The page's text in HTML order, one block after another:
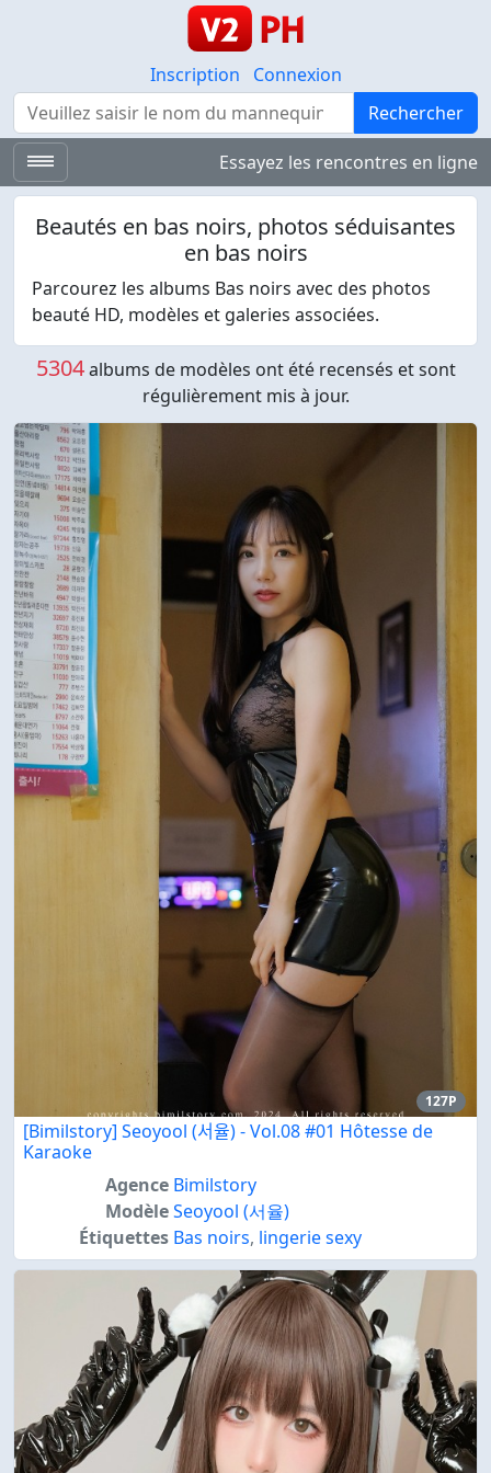
Inscription
Connexion
Rechercher
Rechercher
Essayez les rencontres en ligne
Beautés en bas noirs, photos séduisantes
en bas noirs
Parcourez les albums Bas noirs avec des photos
beauté HD, modèles et galeries associées.
5304albums de modèles ont été recensés et sont
régulièrement mis à jour.
127P
[Bimilstory] Seoyool (서율) - Vol.08 #01 Hôtesse de
Karaoke
Agence Bimilstory
ModèleSeoyool (서율)
Étiquettes Bas noirs, lingerie sexy